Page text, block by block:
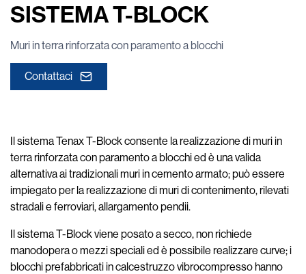
SISTEMA T-BLOCK
Muri in terra rinforzata con paramento a blocchi
Contattaci
Il sistema Tenax T-Block consente la realizzazione di muri in
terra rinforzata con paramento a blocchi ed è una valida
alternativa ai tradizionali muri in cemento armato; può essere
impiegato per la realizzazione di muri di contenimento, rilevati
stradali e ferroviari, allargamento pendii.
Il sistema T-Block viene posato a secco, non richiede
manodopera o mezzi speciali ed è possibile realizzare curve; i
blocchi prefabbricati in calcestruzzo vibrocompresso hanno